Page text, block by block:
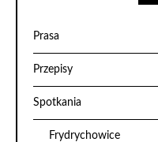
Prasa
Przepisy
Spotkania
Frydrychowice